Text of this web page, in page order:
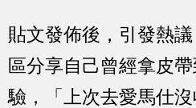
貼文發佈後，引發熱
區分享自己曾經拿皮
驗，「上次去愛馬仕